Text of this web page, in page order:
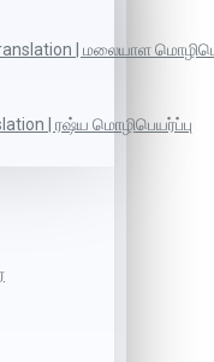
| மலையாள
| ரஷ்ய மொழிபெயர்ப்பு